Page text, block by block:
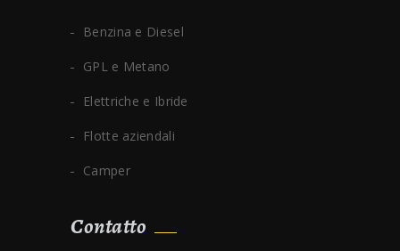
Benzina e Diesel
GPL e Metano
Elettriche e Ibride
Flotte aziendali
Camper
Contatto